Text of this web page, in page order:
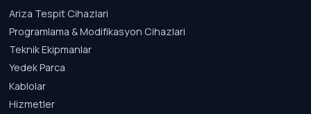
Ariza Tespit Cihazlari
Programlama & Modifikasyon Cihazlari
Teknik Ekipmanlar
Yedek Parca
Kablolar
Hizmetler